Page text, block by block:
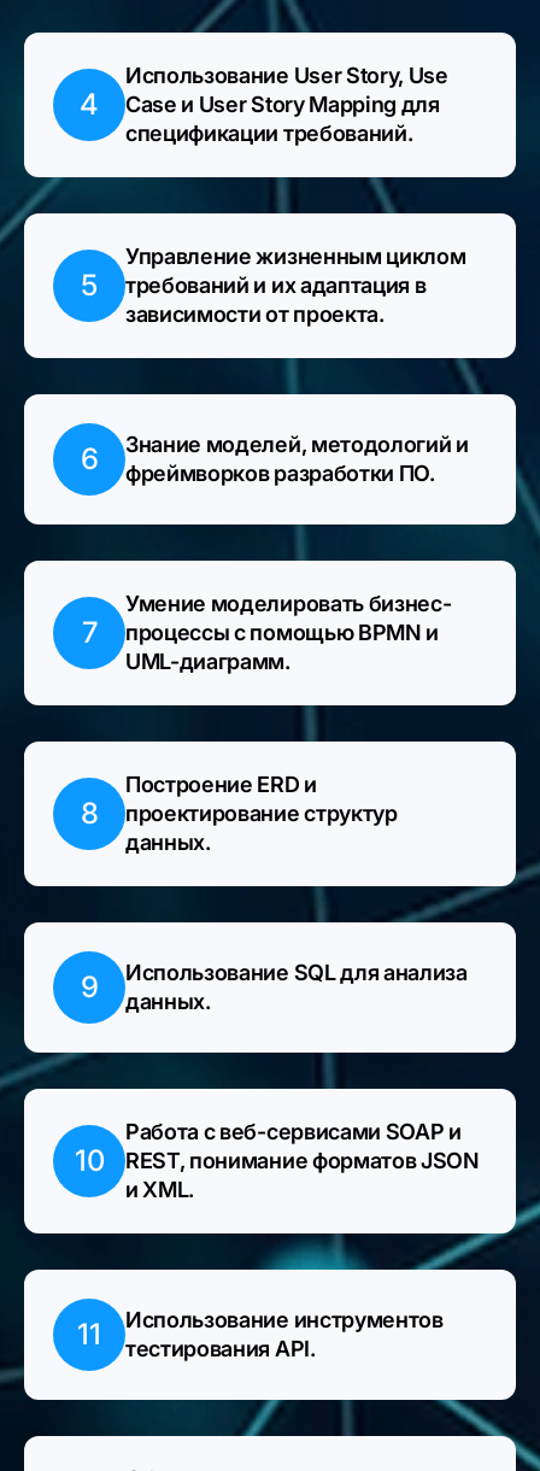
4
Использование User Story, Use
Case и User Story Mapping для
спецификации требований.
5
Управление жизненным циклом
требований и их адаптация в
зависимости от проекта.
6
Знание моделей, методологий и
фреймворков разработки ПО.
7
Умение моделировать бизнес-
процессы с помощью BPMN и
UML-диаграмм.
8
Построение ERD и
проектирование структур
данных.
9
Использование SQL для анализа
данных.
10
Работа с веб-сервисами SOAP и
REST, понимание форматов JSON
и XML.
11
Использование инструментов
тестирования API.